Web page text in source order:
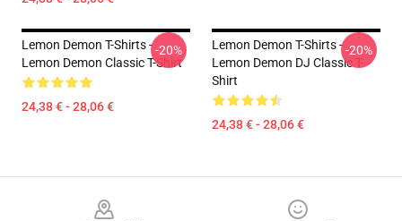
Lemon Demon T-Shirts -
Lemon Demon Classic T-Shirt
24,38 € - 28,06 €
-20%
Lemon Demon T-Shirts -
Lemon Demon DJ Classic T-
Shirt
24,38 € - 28,06 €
-20%